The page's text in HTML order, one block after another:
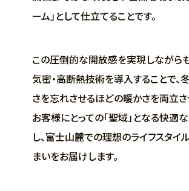
ーム」として仕立てることです。
この圧倒的な開放感を実現しながら
気密・高断熱技術を導入することで、
さを忘れさせるほどの暖かさを両立さ
お客様にとっての「聖域」となる快適
し、富士山麓での理想のライフスタイ
まいをお届けします。